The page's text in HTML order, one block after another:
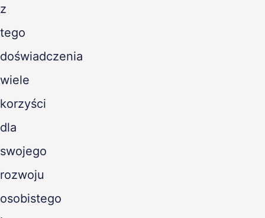
z
tego
doświadczenia
wiele
korzyści
dla
swojego
rozwoju
osobistego